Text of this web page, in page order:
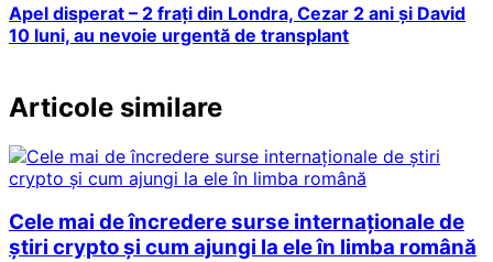
Apel disperat – 2 frați din Londra, Cezar 2 ani și David
10 luni, au nevoie urgentă de transplant
Articole similare
Cele mai de încredere surse internaționale de
știri crypto și cum ajungi la ele în limba română